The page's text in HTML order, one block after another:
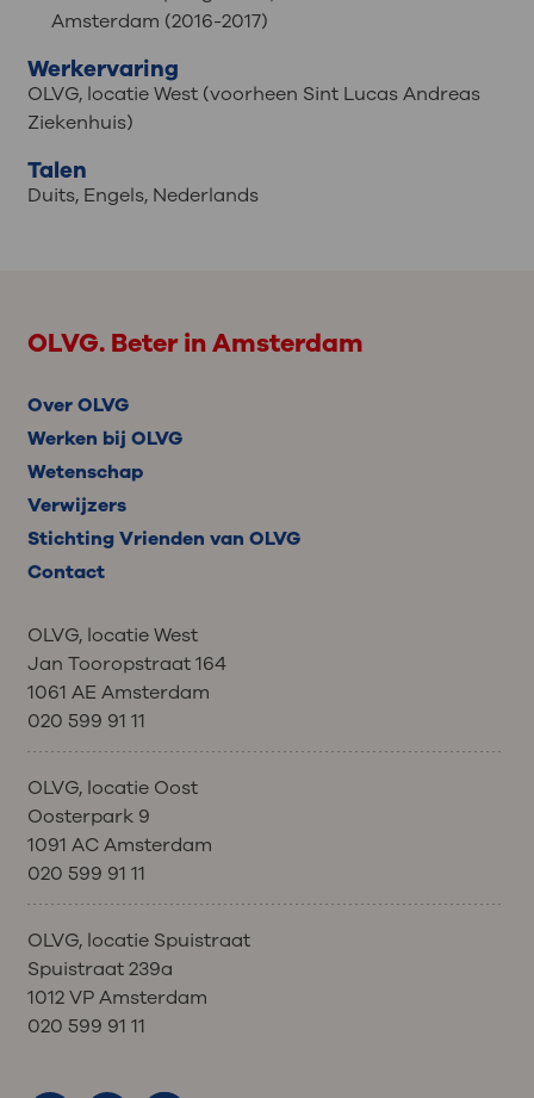
Amsterdam (2016-2017)
Werkervaring
OLVG, locatie West (voorheen Sint Lucas Andreas
Ziekenhuis)
Talen
Duits,Engels,Nederlands
OLVG. Beter in Amsterdam
Over OLVG
Werken bij OLVG
Wetenschap
Verwijzers
Stichting Vrienden van OLVG
Contact
OLVG, locatie West
Jan Tooropstraat 164
1061 AE Amsterdam
020 599 91 11
OLVG, locatie Oost
Oosterpark 9
1091 AC Amsterdam
020 599 91 11
OLVG, locatie Spuistraat
Spuistraat 239a
1012 VP Amsterdam
020 599 91 11